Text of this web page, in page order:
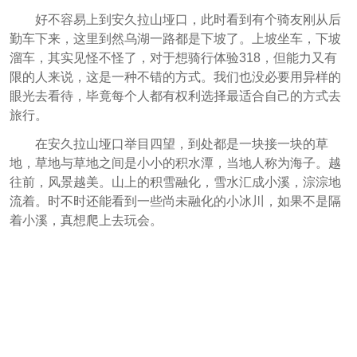
好不容易上到安久拉山垭口，此时看到有个骑友刚从后
勤车下来，这里到然乌湖一路都是下坡了。上坡坐车，下坡
溜车，其实见怪不怪了，对于想骑行体验318，但能力又有
限的人来说，这是一种不错的方式。我们也没必要用异样的
眼光去看待，毕竟每个人都有权利选择最适合自己的方式去
旅行。
在安久拉山垭口举目四望，到处都是一块接一块的草
地，草地与草地之间是小小的积水潭，当地人称为海子。越
往前，风景越美。山上的积雪融化，雪水汇成小溪，淙淙地
流着。时不时还能看到一些尚未融化的小冰川，如果不是隔
着小溪，真想爬上去玩会。